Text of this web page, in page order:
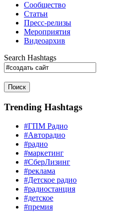
Сообщество
Статьи
Пресс-релизы
Мероприятия
Видеоархив
Search Hashtags
Поиск
Trending Hashtags
#ГПМ Радио
#Авторадио
#радио
#маркетинг
#СберЛизинг
#реклама
#Детское радио
#радиостанция
#детское
#премия